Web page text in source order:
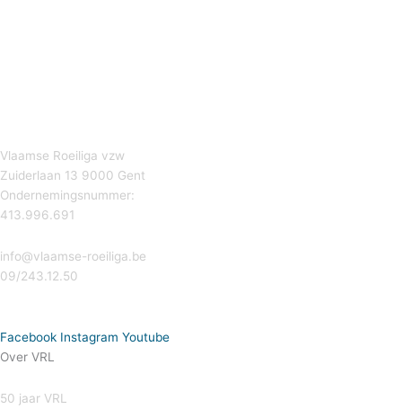
Vlaamse Roeiliga vzw
Zuiderlaan 13 9000 Gent
Ondernemingsnummer:
413.996.691
info@vlaamse-roeiliga.be
09/243.12.50
Facebook Instagram Youtube
Over VRL
50 jaar VRL